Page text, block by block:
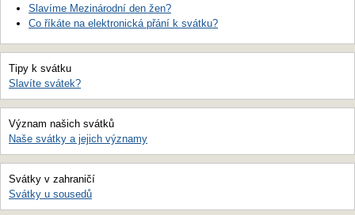
Slavíme Mezinárodní den žen?
Co říkáte na elektronická přání k svátku?
Tipy k svátku
Slavíte svátek?
Význam našich svátků
Naše svátky a jejich významy
Svátky v zahraničí
Svátky u sousedů